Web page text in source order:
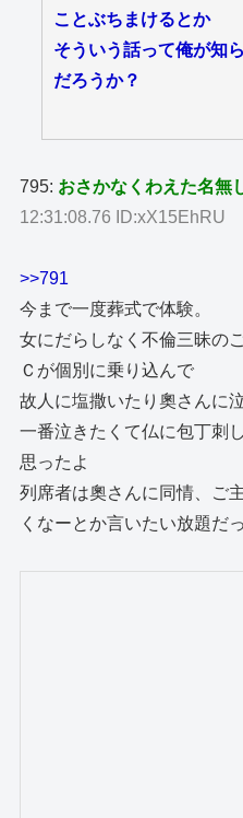
ことぶちまけるとか
そういう話って俺が知
だろうか？
795: おさかなくわえた名無
12:31:08.76 ID:xX15EhRU
>>791
今まで一度葬式で体験。
女にだらしなく不倫三昧の
Ｃが個別に乗り込んで
故人に塩撒いたり奧さんに
一番泣きたくて仏に包丁刺
思ったよ
列席者は奧さんに同情、ご
くなーとか言いたい放題だ